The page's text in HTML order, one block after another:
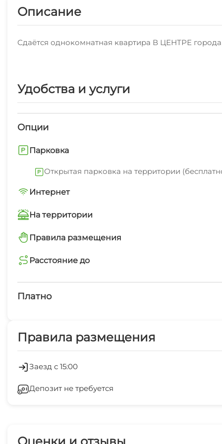
Описание
Сдаётся однокомнатная квартира В ЦЕНТРЕ
Удобства и услуги
Опции
Парковка
Открытая парковка на территории
Интернет
Wi-Fi интернет на всей территории
На территории
Интернет Wi-Fi
Семейные номера
Правила размещения
запрещено курить в помещениях
Расстояние до
магазин
Платно
Холодильник
Стиральная машина
СВЧ
Правила размещения
Заезд с 15:00
Депозит не требуется